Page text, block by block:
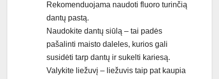
Rekomenduojama naudoti fluoro turinčią
dantų pastą.
Naudokite dantų siūlą – tai padės
pašalinti maisto daleles, kurios gali
susidėti tarp dantų ir sukelti kariesą.
Valykite liežuvį – liežuvis taip pat kaupia